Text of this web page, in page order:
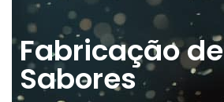
Fabricação de
Sabores